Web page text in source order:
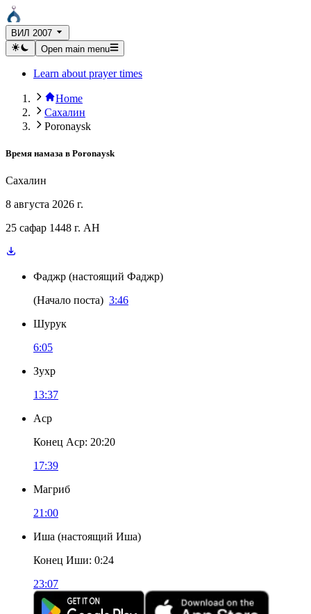
ВИЛ 2007
Open main menu
Learn about prayer times
Home
Сахалин
Poronaysk
Время намаза в Poronaysk
Сахалин
8 августа 2026 г.
25 сафар 1448 г. AH
Фаджр (настоящий Фаджр)
(Начало поста) 3:46
Шурук
6:05
Зухр
13:37
Аср
Конец Аср: 20:20
17:39
Магриб
21:00
Иша (настоящий Иша)
Конец Иши: 0:24
23:07